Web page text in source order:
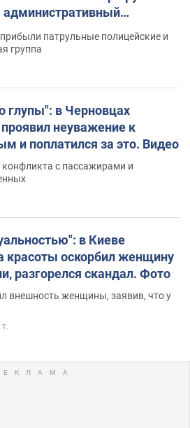
административный
патрульные полицейские и
группа
глупы": в Черновцах
неуважение к
и поплатился за это. Видео
конфликта с пассажирами и
в Киеве
красоты оскорбил женщину
разгорелся скандал. Фото
внешность женщины, заявив, что у